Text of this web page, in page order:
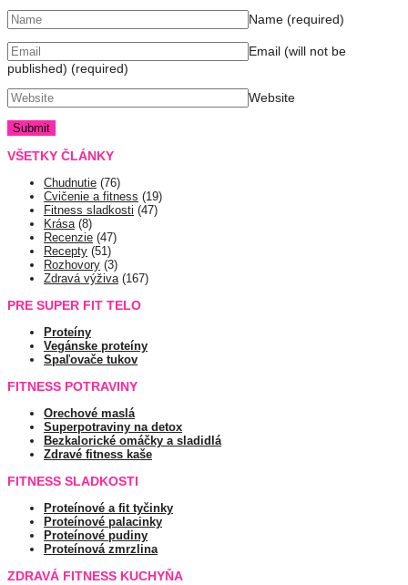
Name (required)
Email (will not be
published) (required)
Website
VŠETKY ČLÁNKY
Chudnutie (76)
Cvičenie a fitness (19)
Fitness sladkosti (47)
Krása(8)
Recenzie (47)
Recepty (51)
Rozhovory (3)
Zdravá výživa(167)
PRE SUPER FIT TELO
Proteíny
Vegánske proteíny
Spaľovače tukov
FITNESS POTRAVINY
Orechové maslá
Superpotraviny na detox
Bezkalorické omáčky a sladidlá
Zdravé fitness kaše
FITNESS SLADKOSTI
Proteínové a fit tyčinky
Proteínové palacinky
Proteínové pudiny
Proteínová zmrzlina
ZDRAVÁ FITNESS KUCHYŇA